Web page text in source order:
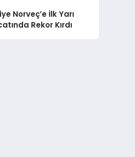
Norveç’e İlk Yarı
Rekor Kırdı